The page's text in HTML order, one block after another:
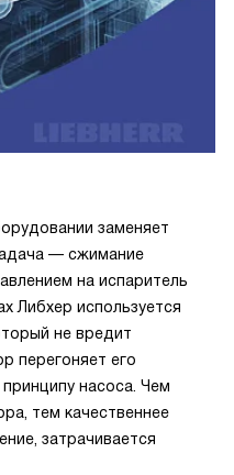
заменяет
— сжимание
на испаритель
Либхер используется
не вредит
перегоняет его
насоса. Чем
тем качественнее
затрачивается